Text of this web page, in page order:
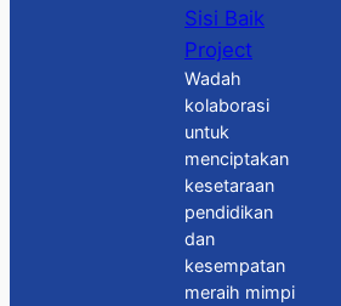
Sisi Baik
Project
Wadah
kolaborasi
untuk
menciptakan
kesetaraan
pendidikan
dan
kesempatan
meraih mimpi